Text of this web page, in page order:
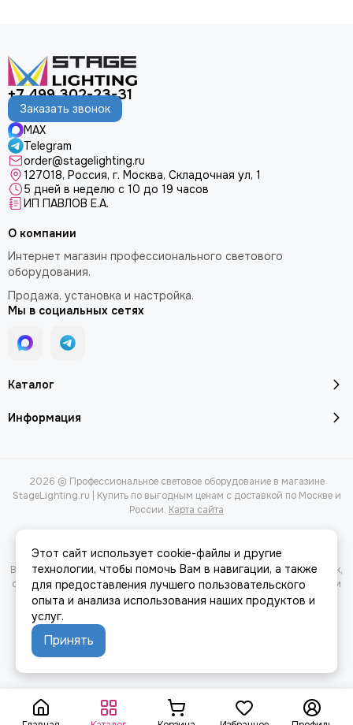
+7 499 302-23-31
Заказать звонок
MAX
Telegram
order@stagelighting.ru
127018, Россия, г. Москва, Складочная ул, 1
5 дней в неделю с 10 до 19 часов
ИП ПАВЛОВ Е.А.
Каталог
Информация
О компании
Интернет магазин профессионального светового
оборудования.
Продажа, установка и настройка.
Мы в социальных сетях
2026 © Профессиональное световое оборудование в магазине
StageLighting.ru | Купить по выгодным ценам с доставкой по Москве и
России. Карта сайта
Вся представленная на сайте информация, касающаяся характеристик,
стоимости товаров и услуг, носит информационный характер и ни при
каких условиях не является публичной офертой, определяемой
положениями Статьи 437(2) Гражданского кодекса РФ.
Этот сайт использует cookie-файлы и другие
технологии, чтобы помочь Вам в навигации, а также
для предоставления лучшего пользовательского
опыта и анализа использования наших продуктов и
услуг.
Принять